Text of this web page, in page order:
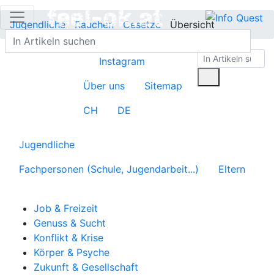
Jugendliche Rauchen Gesetze Übersicht
Instagram
Über uns
Sitemap
CH
DE
Jugendliche
Fachpersonen (Schule, Jugendarbeit...)
Eltern
Job & Freizeit
Genuss & Sucht
Konflikt & Krise
Körper & Psyche
Zukunft & Gesellschaft